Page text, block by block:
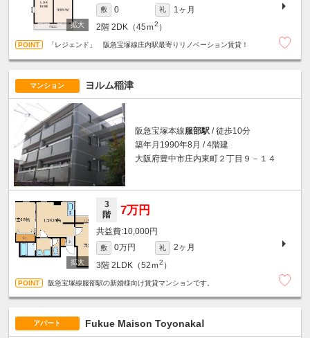
敷 0 礼
1ヶ月
2階 2DK（45ｍ2 ）
「レジェンド」 阪急宝塚線庄内駅最寄りリノベーション賃貸！
マンション ヨルム稲津
阪急宝塚本線服部駅 / 徒歩10分
築年月1990年8月 / 4階建
大阪府豊中市庄内東町２丁目９－１４
3
階
7万円
10,000円
敷 0万円 礼
2ヶ月
3階 2LDK（52ｍ2 ）
阪急宝塚線服部駅の新婚様向け賃貸マンションです。
アパート Fukue Maison ToyonakaⅠ